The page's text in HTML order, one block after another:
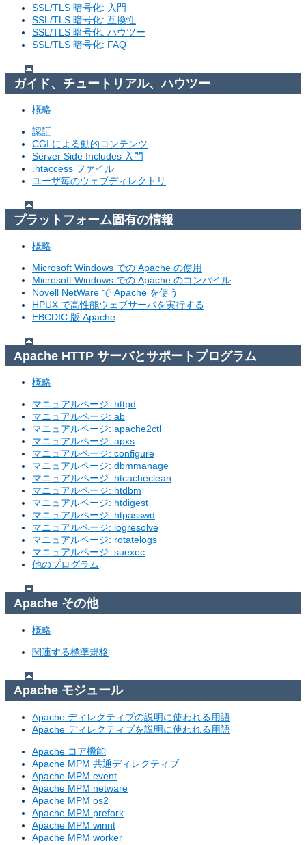
SSL/TLS 暗号化: 入門
SSL/TLS 暗号化: 互換性
SSL/TLS 暗号化: ハウツー
SSL/TLS 暗号化: FAQ
ガイド、チュートリアル、ハウツー
概略
認証
CGI による動的コンテンツ
Server Side Includes 入門
.htaccess ファイル
ユーザ毎のウェブディレクトリ
プラットフォーム固有の情報
概略
Microsoft Windows での Apache の使用
Microsoft Windows での Apache のコンパイル
Novell NetWare で Apache を使う
HPUX で高性能ウェブサーバを実行する
EBCDIC 版 Apache
Apache HTTP サーバとサポートプログラム
概略
マニュアルページ: httpd
マニュアルページ: ab
マニュアルページ: apache2ctl
マニュアルページ: apxs
マニュアルページ: configure
マニュアルページ: dbmmanage
マニュアルページ: htcacheclean
マニュアルページ: htdbm
マニュアルページ: htdigest
マニュアルページ: htpasswd
マニュアルページ: logresolve
マニュアルページ: rotatelogs
マニュアルページ: suexec
他のプログラム
Apache その他
概略
関連する標準規格
Apache モジュール
Apache ディレクティブの説明に使われる用語
Apache ディレクティブを説明に使われる用語
Apache コア機能
Apache MPM 共通ディレクティブ
Apache MPM event
Apache MPM netware
Apache MPM os2
Apache MPM prefork
Apache MPM winnt
Apache MPM worker